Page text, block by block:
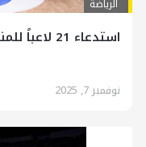
الرياضة
استدعاء 21 لاعباً للمنتخب الإيراني لكرة السلة
نوفمبر 7, 2025